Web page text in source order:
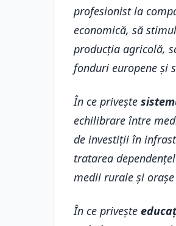
profesionist la
economică, să
producția agricolă,
fonduri europene și
În ce privește
echilibrare între
de investiții în
tratarea
medii rurale și
În ce privește